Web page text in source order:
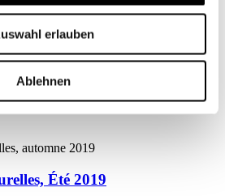
erlauben
Ablehnen
Été 2019